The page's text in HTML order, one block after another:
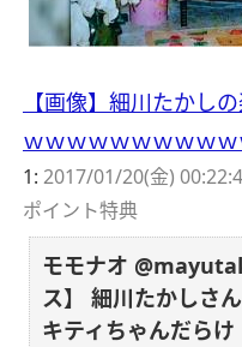
【画像】細川たかし
ｗｗｗｗｗｗｗｗｗ
1: 2017/01/20(金)
ポイント特典
モモナオ
ス】 細川たかしさ
キティちゃんだらけ